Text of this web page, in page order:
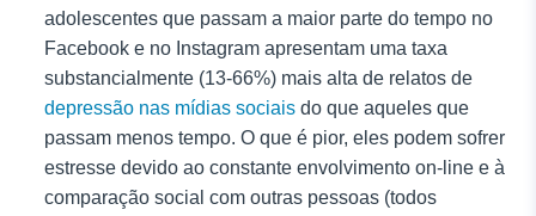
adolescentes que passam a maior parte do tempo no
Facebook e no Instagram apresentam uma taxa
substancialmente (13-66%) mais alta de relatos de
depressão nas mídias sociais do que aqueles que
passam menos tempo. O que é pior, eles podem sofrer
estresse devido ao constante envolvimento on-line e à
comparação social com outras pessoas (todos